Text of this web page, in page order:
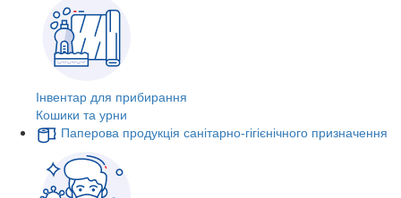
Інвентар для прибирання
Кошики та урни
Паперова продукція санітарно-гігієнічного призначення